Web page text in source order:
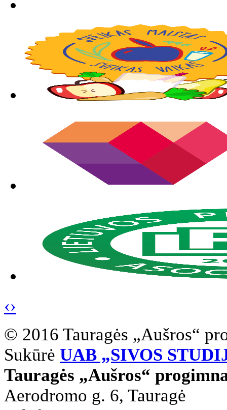
‹›
© 2016 Tauragės „Aušros“
Sukūrė UAB „SIVOS
Tauragės „Aušros“
Aerodromo g. 6, Tauragė